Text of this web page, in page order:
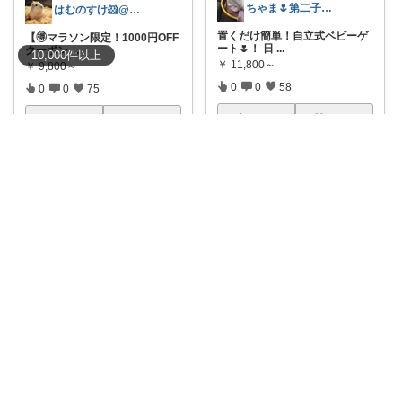
10,000件以上
はむのすけ🐹@美味しいもの&季節の商品
【🉐マラソン限定！1000円OFF
クーポン ...
￥ 9,800～
0 0 75
ちゃま🌷第二子妊娠中
置くだけ簡単！自立式ベビーゲ
ート🌷！ 日 ...
￥ 11,800～
0 0 58